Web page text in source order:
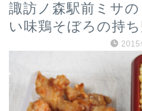
諏訪ノ森駅前ミサ
い味鶏そぼろの持
2015